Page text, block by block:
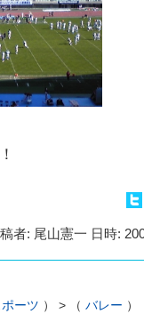
者: 尾山憲一 日時:
ポーツ ） > （ バレー ）